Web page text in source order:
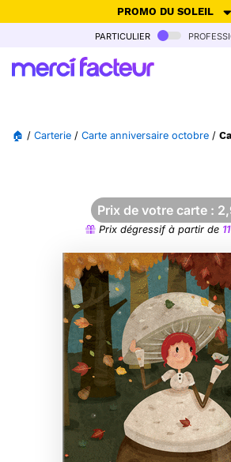
PROMO DU SOLEIL
-30% de réduction avec le code
Ne plus afficher
particulier
🏠 / Carterie / Carte anniversaire octobre /
Prix de votre carte :
Prix dégressif à partir de 11